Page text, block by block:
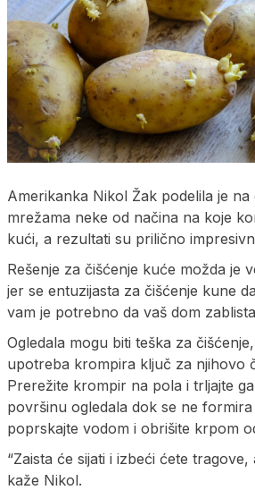
Amerikanka Nikol Žak podelila je na
mrežama neke od načina na koje
kući, a rezultati su prilično
Rešenje za čišćenje kuće možda je
jer se entuzijasta za čišćenje kune
vam je potrebno da vaš dom
Ogledala mogu biti teška za
upotreba krompira ključ za njihovo
Prerežite krompir na pola i trljajte
površinu ogledala dok se ne formira
poprskajte vodom i obrišite krpom
“Zaista će sijati i izbeći ćete tragove,
kaže Nikol.